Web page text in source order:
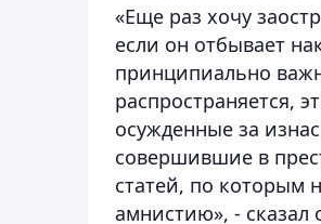
«Еще раз хочу
если он отбывает
принципиально
распространяется,
осужденные за
совершившие в
статей, по которым
амнистию», - сказал